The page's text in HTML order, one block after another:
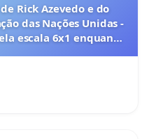
Rick Azevedo e do
das Nações Unidas -
escala 6x1 enquanto